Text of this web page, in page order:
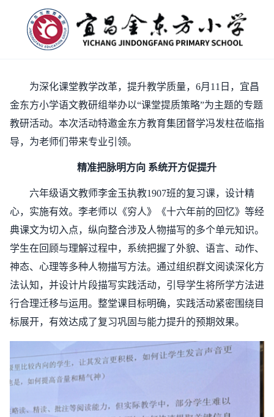
为深化课堂教学改革，提升教学质量，6月11日，宜昌
金东方小学语文教研组举办以“课堂提质策略”为主题的专题
教研活动。本次活动特邀金东方教育集团督学冯发柱莅临指
导，为老师们带来专业引领。
精准把脉明方向 系统开方促提升
六年级语文教师李金玉执教1907班的复习课，设计精
心，实施有效。李老师以《穷人》《十六年前的回忆》等经
典课文为切入点，纵向整合涉及人物描写的多个单元知识。
学生在回顾与理解过程中，系统把握了外貌、语言、动作、
神态、心理等多种人物描写方法。通过组织群文阅读深化方
法认知，并设计片段描写实践活动，引导学生将所学方法进
行合理迁移与运用。整堂课目标明确，实践活动紧密围绕目
标展开，有效达成了复习巩固与能力提升的预期效果。